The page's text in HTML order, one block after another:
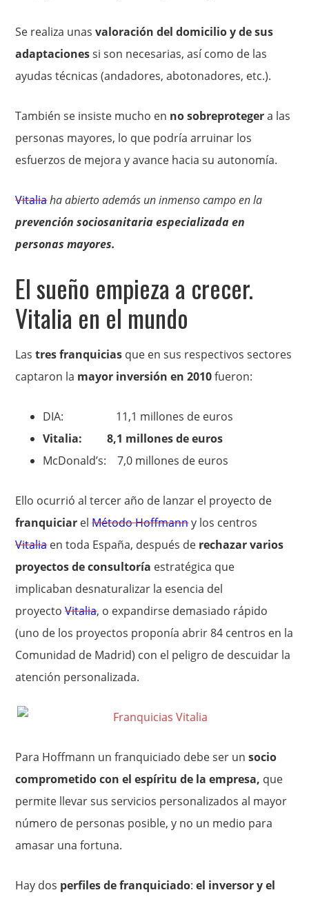
Se realiza unasvaloración del domicilio y de sus
adaptacionessi son necesarias, así como de las
ayudas técnicas (andadores, abotonadores, etc.).
También se insiste mucho en no sobreprotegera las
personas mayores, lo que podría arruinar los
esfuerzos de mejora y avance hacia su autonomía.
Vitaliaha abierto además un inmenso campo en la
prevención sociosanitaria especializada en
personas mayores.
El sueño empieza a crecer.
Vitalia en el mundo
Lastres franquicias que en sus respectivos sectores
captaron la mayor inversión en 2010fueron:
DIA: 11,1 millones de euros
Vitalia: 8,1 millones de euros
McDonald’s: 7,0 millones de euros
Ello ocurrió al tercer año de lanzar el proyecto de
franquiciar elMétodo Hoffmanny los centros
Vitaliaen toda España, después de rechazar varios
proyectos de consultoría estratégica que
implicaban desnaturalizar la esencia del
proyectoVitalia, o expandirse demasiado rápido
(uno de los proyectos proponía abrir 84 centros en la
Comunidad de Madrid) con el peligro de descuidar la
atención personalizada.
Para Hoffmann un franquiciado debe ser un socio
comprometido con el espíritu de la empresa, que
permite llevar sus servicios personalizados al mayor
número de personas posible, y no un medio para
amasar una fortuna.
Hay dos perfiles de franquiciado:el inversor y el